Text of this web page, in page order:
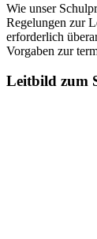
Wie unser
Regelungen zur
erforderlich
Vorgaben zur
Leitbild zum